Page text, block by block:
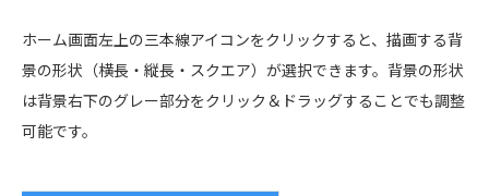
ホーム画面左上の三本線アイコンをクリックすると、描画する背
景の形状（横長・縦長・スクエア）が選択できます。背景の形状
は背景右下のグレー部分をクリック＆ドラッグすることでも調整
可能です。